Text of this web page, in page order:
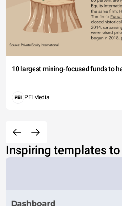
10 largest mining-focused funds to
PEI Media
Inspiring templates